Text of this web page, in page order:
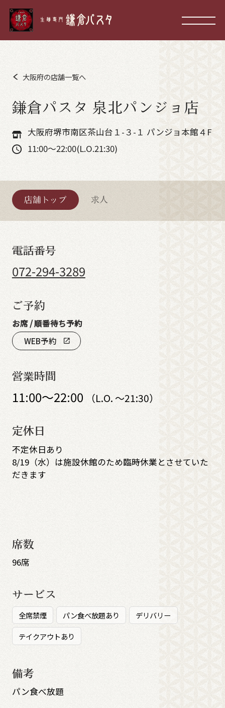
大阪府の店舗一覧へ
鎌倉パスタ 泉北パンジョ店
大阪府堺市南区茶山台１-３-１ パンジョ本館４F
11:00～22:00(L.O.21:30)
店舗トップ 求人
電話番号
072-294-3289
ご予約
お席 / 順番待ち予約
WEB予約
open_in_new
営業時間
11:00～22:00 （L.O. ～21:30）
定休日
不定休日あり
8/19（水）は施設休館のため臨時休業とさせていた
だきます
席数
96席
サービス
全席禁煙 パン食べ放題あり
デリバリー
テイクアウトあり
備考
パン食べ放題